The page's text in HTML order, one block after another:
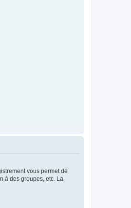
vous permet de
à des groupes, etc. La